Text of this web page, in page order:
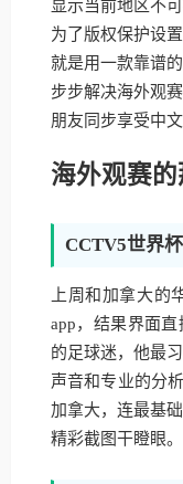
显示当前地区不
为了版权保护设
就是用一款靠谱
步步解决海外观
朋友同步享受中
海外观赛的
CCTV5世界
上周和加拿大的
app，结果界面
的足球迷，他最
声音和专业的分
加拿大，连最基
精彩截图干瞪眼。